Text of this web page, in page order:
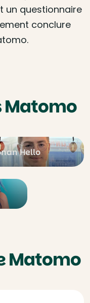
un questionnaire
conclure
Matomo
Hello
Matomo